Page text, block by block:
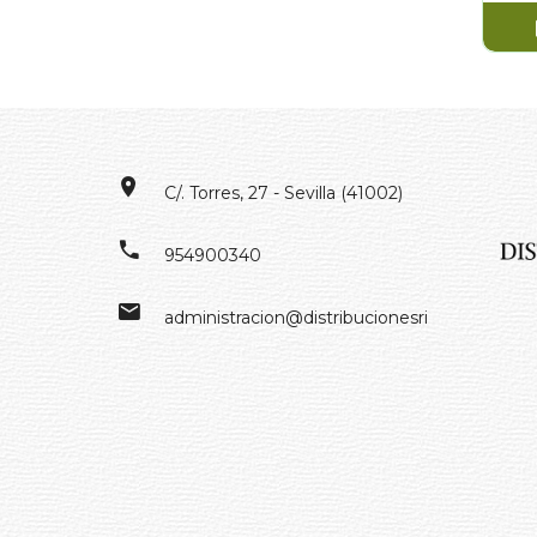
C/. Torres, 27 - Sevilla (41002)
954900340
administracion@distribucionesrivero.es